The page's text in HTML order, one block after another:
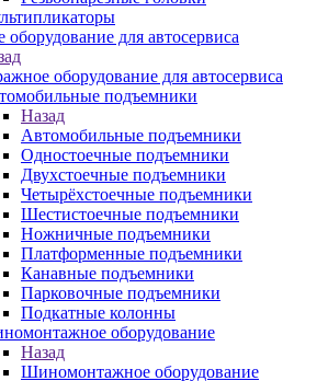
оборудование для автосервиса
оборудование для автосервиса
подъемники
Назад
Автомобильные подъемники
Одностоечные подъемники
Двухстоечные подъемники
Четырёхстоечные подъемники
Шестистоечные подъемники
Ножничные подъемники
Платформенные подъемники
Канавные подъемники
Парковочные подъемники
Подкатные колонны
оборудование
Назад
Шиномонтажное оборудование